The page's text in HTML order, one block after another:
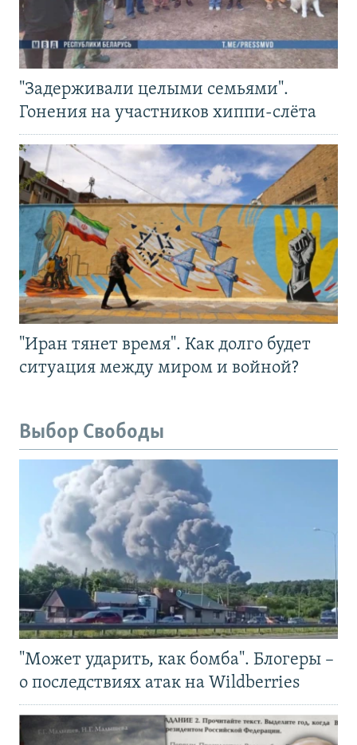
"Задерживали целыми семьями".
Гонения на участников хиппи-слёта
"Иран тянет время". Как долго будет
ситуация между миром и войной?
Выбор Свободы
"Может ударить, как бомба". Блогеры –
о последствиях атак на Wildberries